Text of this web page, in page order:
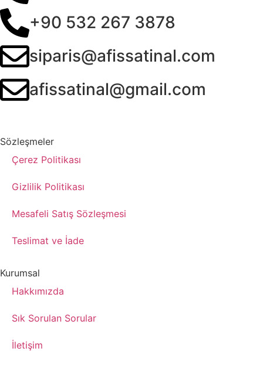
+90 532 267 3878
siparis@afissatinal.com
afissatinal@gmail.com
Sözleşmeler
Çerez Politikası
Gizlilik Politikası
Mesafeli Satış Sözleşmesi
Teslimat ve İade
Kurumsal
Hakkımızda
Sık Sorulan Sorular
İletişim